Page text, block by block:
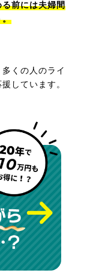
前には夫婦間
。
くの人のライ
しています。